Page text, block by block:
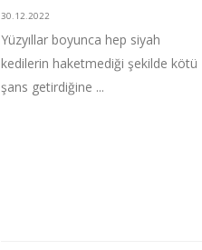
30.12.2022
Yüzyıllar boyunca hep siyah
kedilerin haketmediği şekilde kötü
şans getirdiğine ...